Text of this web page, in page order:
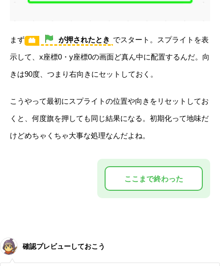
まず が押されたとき でスタート。スプライトを表
示して、x座標0・y座標0の画面ど真ん中に配置するんだ。向
きは90度、つまり右向きにセットしておく。
こうやって最初にスプライトの位置や向きをリセットしてお
くと、何度旗を押しても同じ結果になる。初期化って地味だ
けどめちゃくちゃ大事な処理なんだよね。
確認プレビューしておこう